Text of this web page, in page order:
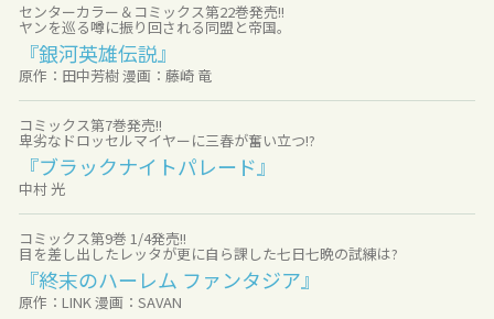
センターカラー＆コミックス第22巻発売!!
ヤンを巡る噂に振り回される同盟と帝国。
『銀河英雄伝説』
原作：田中芳樹 漫画：藤崎 竜
コミックス第7巻発売!!
卑劣なドロッセルマイヤーに三春が奮い立つ!?
『ブラックナイトパレード』
中村 光
コミックス第9巻 1/4発売!!
目を差し出したレッタが更に自ら課した七日七晩の試練は?
『終末のハーレム ファンタジア』
原作：LINK 漫画：SAVAN